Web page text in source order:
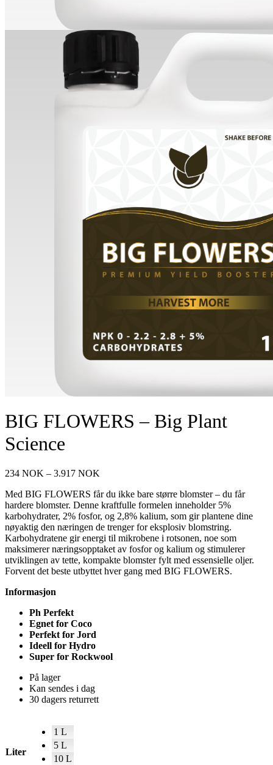
BIG FLOWERS – Big Plant
Science
234 NOK – 3.917 NOK
til
3.917 NOK
Med BIG FLOWERS får du ikke bare større blomster – du får
hardere blomster. Denne kraftfulle formelen inneholder 5%
karbohydrater, 2% fosfor, og 2,8% kalium, som gir plantene dine
nøyaktig den næringen de trenger for eksplosiv blomstring.
Karbohydratene gir energi til mikrobene i rotsonen, noe som
maksimerer næringsopptaket av fosfor og kalium og stimulerer
utviklingen av tette, kompakte blomster fylt med essensielle oljer.
Forvent det beste utbyttet hver gang med BIG FLOWERS.
Informasjon
Ph Perfekt
Egnet for Coco
Perfekt for Jord
Ideell for Hydro
Super for Rockwool
På lager
Kan sendes i dag
30 dagers returrett
Liter
1 L
5 L
10 L